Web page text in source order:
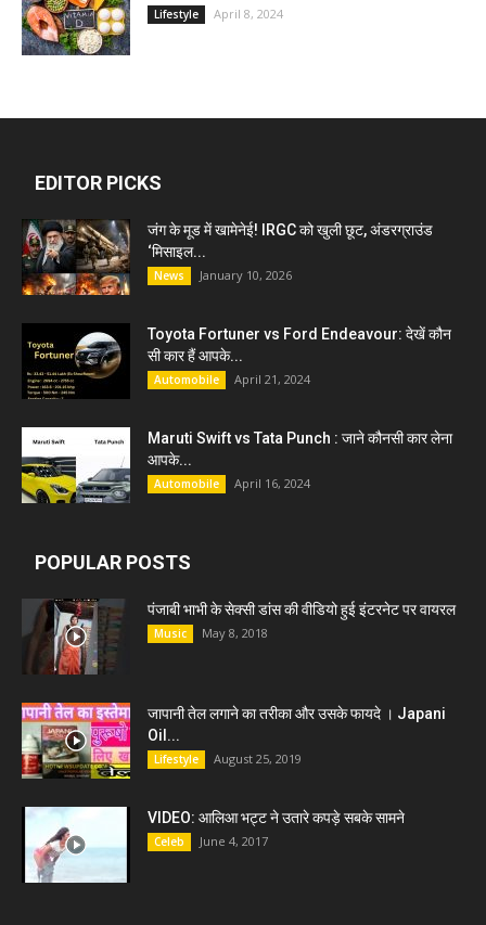
Lifestyle April 8, 2024
EDITOR PICKS
जंग के मूड में खामेनेई! IRGC को खुली छूट, अंडरग्राउंड
‘मिसाइल...
News January 10, 2026
Toyota Fortuner vs Ford Endeavour: देखें कौन
सी कार हैं आपके...
Automobile April 21, 2024
Maruti Swift vs Tata Punch : जाने कौनसी कार लेना
आपके...
Automobile April 16, 2024
POPULAR POSTS
पंजाबी भाभी के सेक्सी डांस की वीडियो हुई इंटरनेट पर वायरल
Music May 8, 2018
जापानी तेल लगाने का तरीका और उसके फायदे । Japani
Oil...
Lifestyle August 25, 2019
VIDEO: आलिआ भट्ट ने उतारे कपड़े सबके सामने
Celeb June 4, 2017